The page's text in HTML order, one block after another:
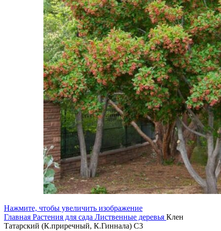
Нажмите, чтобы увеличить изображение
Главная Растения для сада Лиственные деревья Клен
Татарский (К.приречный, К.Гиннала) С3